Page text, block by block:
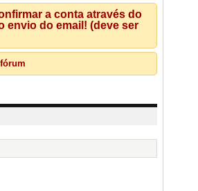
a conta através do
envio do email! (deve ser